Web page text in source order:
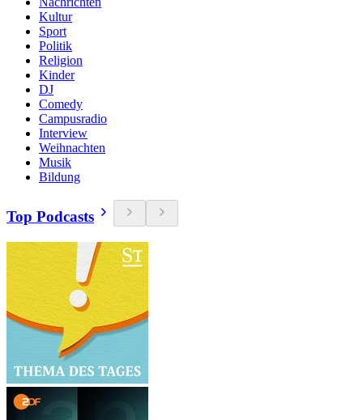
Kultur
Sport
Politik
Religion
Kinder
DJ
Comedy
Campusradio
Interview
Weihnachten
Musik
Bildung
Top Podcasts